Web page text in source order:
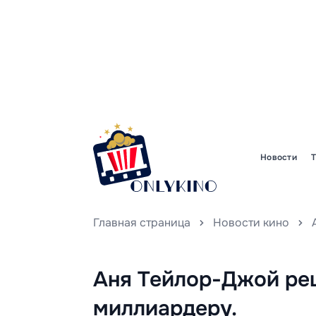
Новости
Главная страница Новости кино
Аня Тейлор-Джой
миллиардеру.